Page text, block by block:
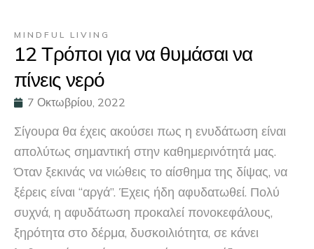
MINDFUL LIVING
12 Τρόποι για να θυμάσαι να
πίνεις νερό
7 Οκτωβρίου, 2022
Σίγουρα θα έχεις ακούσει πως η ενυδάτωση είναι
απολύτως σημαντική στην καθημερινότητά μας.
Όταν ξεκινάς να νιώθεις το αίσθημα της δίψας, να
ξέρεις είναι “αργά”. Έχεις ήδη αφυδατωθεί. Πολύ
συχνά, η αφυδάτωση προκαλεί πονοκεφάλους,
ξηρότητα στο δέρμα, δυσκοιλιότητα, σε κάνει